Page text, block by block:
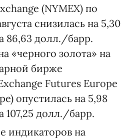
(NYMEX) по
снизилась на 5,30
86,63 долл./барр.
«черного золота» на
бирже
Futures Europe
опустилась на 5,98
107,25 долл./барр.
индикаторов на